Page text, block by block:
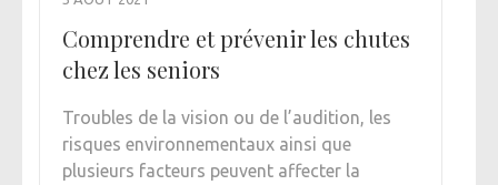
Comprendre et prévenir les chutes
chez les seniors
Troubles de la vision ou de l’audition, les
risques environnementaux ainsi que
plusieurs facteurs peuvent affecter la